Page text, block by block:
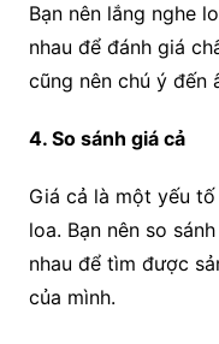
Bạn nên lắng nghe
nhau để đánh giá
cũng nên chú ý đến
4. So sánh giá cả
Giá cả là một yếu
loa. Bạn nên so
nhau để tìm được
của mình.